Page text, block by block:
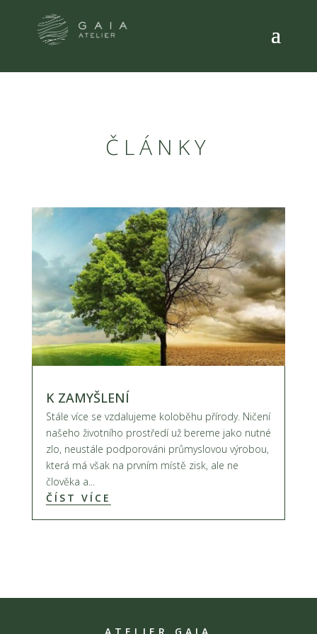
ČLÁNKY
K ZAMYŠLENÍ
Stále více se vzdalujeme koloběhu přírody. Ničení
našeho životního prostředí už bereme jako nutné
zlo, neustále podporováni průmyslovou výrobou,
která má však na prvním místě zisk, ale ne
člověka a...
ČÍST VÍCE